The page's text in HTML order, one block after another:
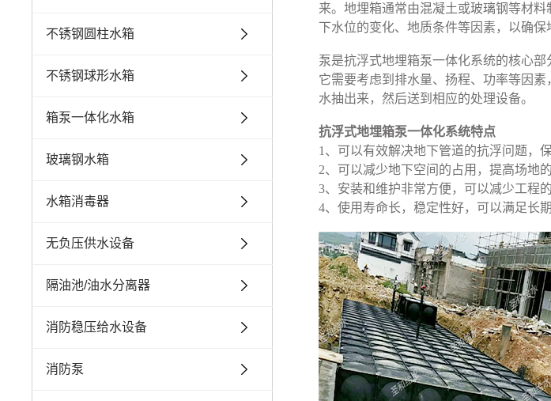
不锈钢圆柱水箱
不锈钢球形水箱
箱泵一体化水箱
玻璃钢水箱
水箱消毒器
无负压供水设备
隔油池/油水分离器
消防稳压给水设备
消防泵
来。地埋箱通常由混凝土或玻璃钢等材
下水位的变化、地质条件等因素，以确保
泵是抗浮式地埋箱泵一体化系统的核心
它需要考虑到排水量、扬程、功率等因
水抽出来，然后送到相应的处理设备。
抗浮式地埋箱泵一体化系统特点
1、可以有效解决地下管道的抗浮问题，
2、可以减少地下空间的占用，提高场地的
3、安装和维护非常方便，可以减少工程
4、使用寿命长，稳定性好，可以满足长